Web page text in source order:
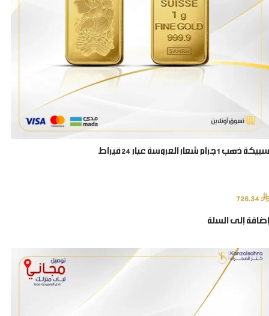
سبيكة ذهب 1 جرام شعار العروسة عيار 24 قيراط
⃁
إضافة إلى السلة